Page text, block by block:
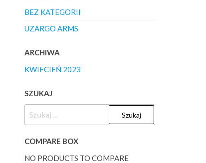
BEZ KATEGORII
UZARGO ARMS
ARCHIWA
KWIECIEŃ 2023
SZUKAJ
COMPARE BOX
NO PRODUCTS TO COMPARE